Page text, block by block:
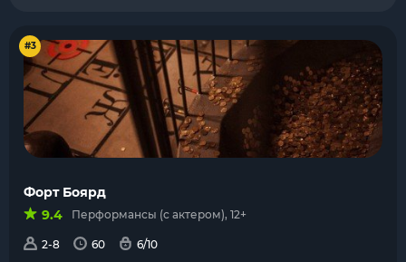
#3
Форт Боярд
9.4
Перформансы (с актером), 12+
2-8 60
6/10